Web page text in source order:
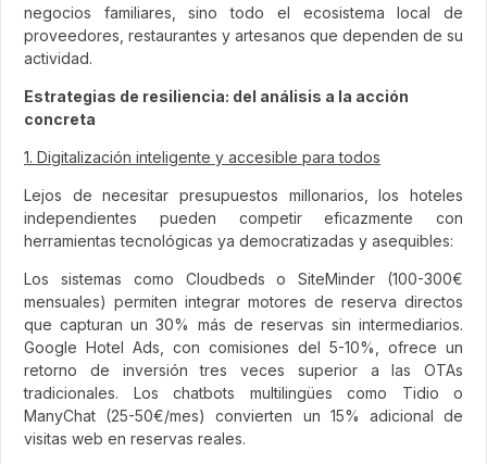
negocios familiares, sino todo el ecosistema local de
proveedores, restaurantes y artesanos que dependen de su
actividad.
Estrategias de resiliencia: del análisis a la acción
concreta
1. Digitalización inteligente y accesible para todos
Lejos de necesitar presupuestos millonarios, los hoteles
independientes pueden competir eficazmente con
herramientas tecnológicas ya democratizadas y asequibles:
Los sistemas como Cloudbeds o SiteMinder (100-300€
mensuales) permiten integrar motores de reserva directos
que capturan un 30% más de reservas sin intermediarios.
Google Hotel Ads, con comisiones del 5-10%, ofrece un
retorno de inversión tres veces superior a las OTAs
tradicionales. Los chatbots multilingües como Tidio o
ManyChat (25-50€/mes) convierten un 15% adicional de
visitas web en reservas reales.